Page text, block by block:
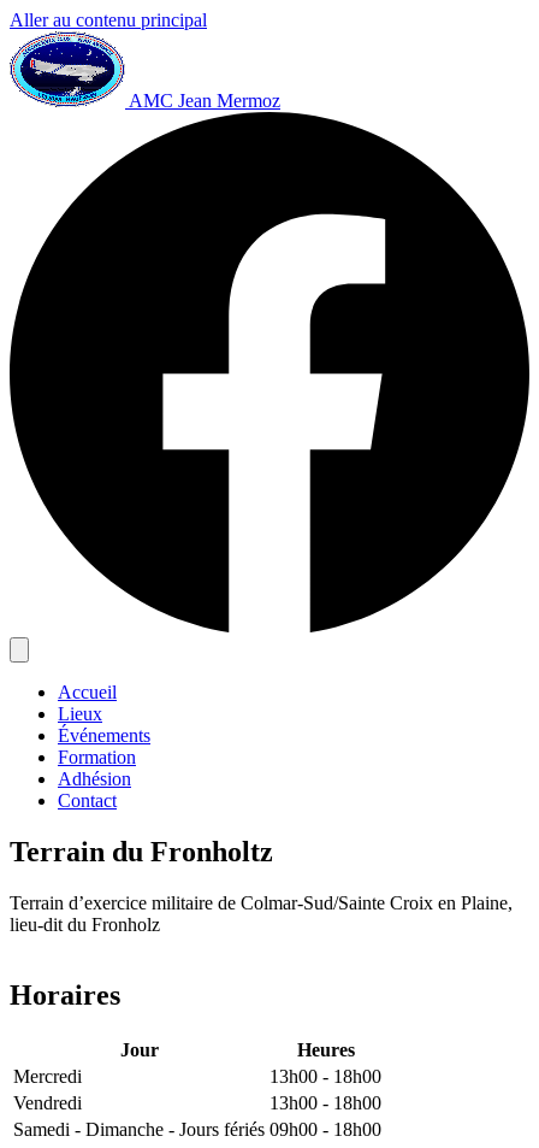
Aller au contenu principal
AMC Jean Mermoz
Accueil
Lieux
Événements
Formation
Adhésion
Contact
Terrain du Fronholtz
Terrain d’exercice militaire de Colmar-Sud/Sainte Croix en Plaine,
lieu-dit du Fronholz
+
Horaires
Jour
Heures
Mercredi
13h00 - 18h00
Vendredi
13h00 - 18h00
Samedi - Dimanche - Jours fériés 09h00 - 18h00